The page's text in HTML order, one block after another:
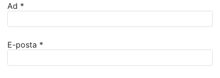
Ad *
E-posta *